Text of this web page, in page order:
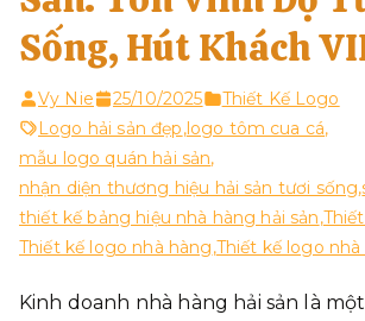
Sống, Hút Khách
Vy Nie 25/10/2025
Thiết Kế Logo
Logo hải sản đẹp,logo tôm cua cá,
mẫu logo quán hải sản,
nhận diện thương hiệu hải sản tươi sống,
thiết kế bảng hiệu nhà hàng hải sản,
Thiết kế logo nhà hàng,Thiết kế logo nhà
Kinh doanh nhà hàng hải sản là